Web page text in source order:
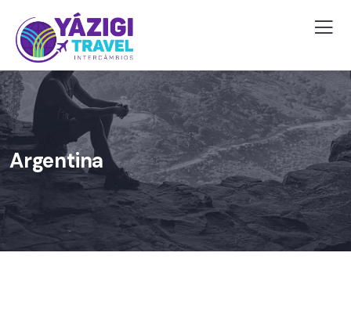
Argentina